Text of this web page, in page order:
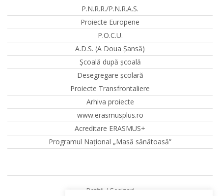
P.N.R.R./P.N.R.A.S.
Proiecte Europene
P.O.C.U.
A.D.S. (A Doua Șansă)
Școală după școală
Desegregare școlară
Proiecte Transfrontaliere
Arhiva proiecte
www.erasmusplus.ro
Acreditare ERASMUS+
Programul Național „Masă sănătoasă”
Petitii / Sesizari